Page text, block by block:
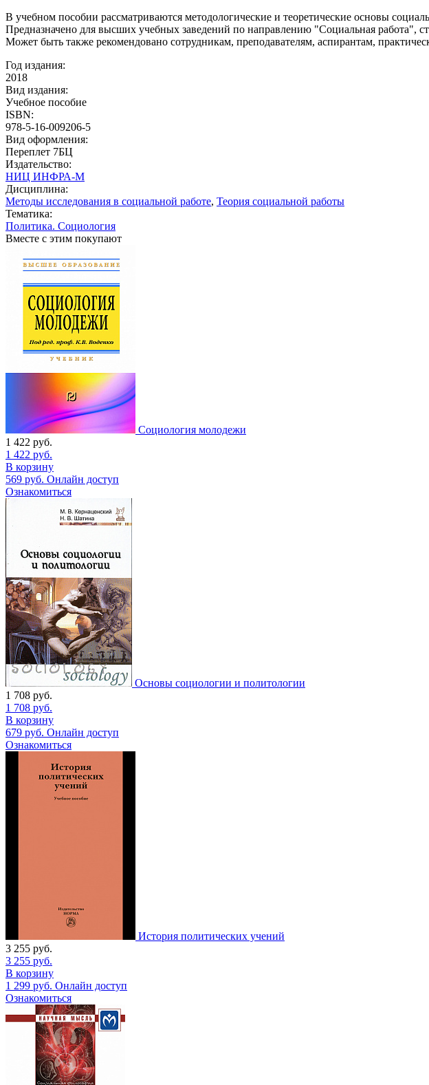
В учебном пособии рассматриваются методологические и теоретические основы
Предназначено для высших учебных заведений по направлению "Социальная работа",
Может быть также рекомендовано сотрудникам, преподавателям, аспирантам,
Год издания:
2018
Вид издания:
Учебное пособие
ISBN:
978-5-16-009206-5
Вид оформления:
Переплет 7БЦ
Издательство:
НИЦ ИНФРА-М
Дисциплина:
Методы исследования в социальной работе, Теория социальной работы
Тематика:
Политика. Социология
Вместе с этим покупают
Социология молодежи
1 422 руб.
1 422 руб.
В корзину
569 руб. Онлайн доступ
Ознакомиться
Основы социологии и политологии
1 708 руб.
1 708 руб.
В корзину
679 руб. Онлайн доступ
Ознакомиться
История политических учений
3 255 руб.
3 255 руб.
В корзину
1 299 руб. Онлайн доступ
Ознакомиться